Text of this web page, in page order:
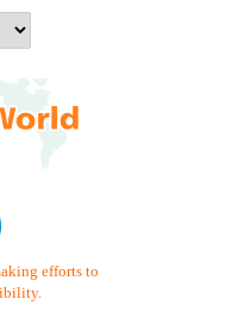
efforts to